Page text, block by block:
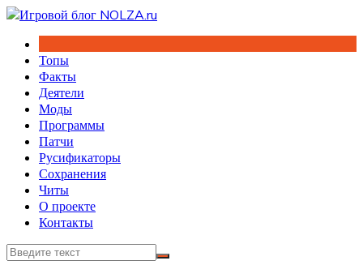
Перейти
содержимому
Топы
Факты
Деятели
Моды
Программы
Патчи
Русификаторы
Сохранения
Читы
О проекте
Контакты